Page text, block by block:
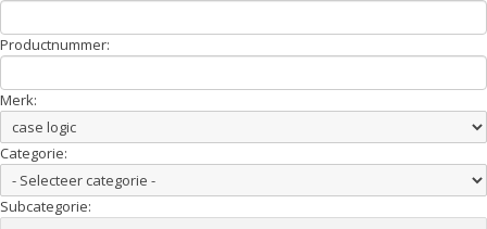
Productnummer:
Merk:
Categorie:
Subcategorie: